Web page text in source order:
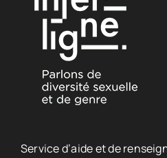
Service d’aide et de